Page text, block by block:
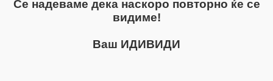
Се надеваме дека наскоро повторно ќе се
видиме!
Ваш ИДИВИДИ